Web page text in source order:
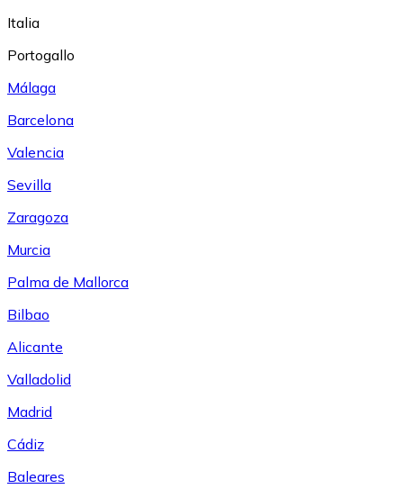
Italia
Portogallo
Málaga
Barcelona
Valencia
Sevilla
Zaragoza
Murcia
Palma de Mallorca
Bilbao
Alicante
Valladolid
Madrid
Cádiz
Baleares